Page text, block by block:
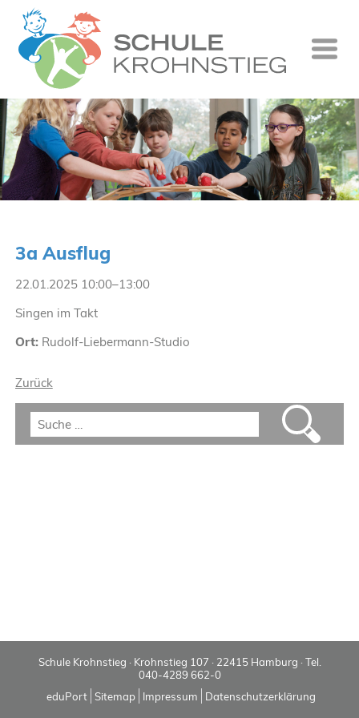
3a Ausflug
22.01.2025 10:00–13:00
Singen im Takt
Ort:Rudolf-Liebermann-Studio
Zurück
Schule Krohnstieg · Krohnstieg 107 · 22415 Hamburg · Tel.
040-4289 662-0
eduPort Sitemap Impressum Datenschutzerklärung
Startseite
Wer wir
Was wir
Ganztag